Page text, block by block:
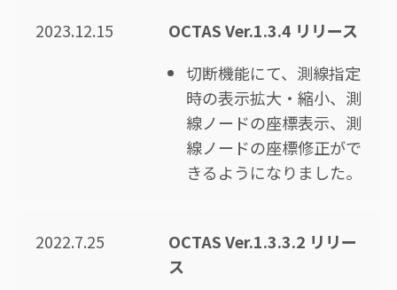
2023.12.15
OCTAS Ver.1.3.4 リリース
切断機能にて、測線指定
時の表示拡大・縮小、測
線ノードの座標表示、測
線ノードの座標修正がで
きるようになりました。
2022.7.25
OCTAS Ver.1.3.3.2 リリー
ス